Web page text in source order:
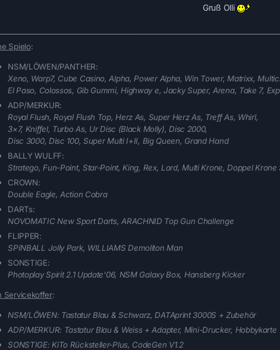
Gruß Olli
Spielo:
NSM/LÖWEN/PANTHER:
Xeno, Warp7, Cube Casino, Alpha, Power Alpha, Win Tower, Matrixx,
El Paso, Colossos, Gib Gummi, Highway e, Jacky Super, Arena, Take 7,
ADP/MERKUR:
Royal Flush, Royal Flush Top, Herz As, Super Herz As, Treff As, Whirl,
3×7, Kniffel, Turbo As, Ur Disc (Black Molly), Disc 2000,
Disc 3000, Disc 100, Super Multi I+II, Big Queen, Grand Hand
BALLY WULFF:
Stratego, Fun-Point, Star-Point, King, Rex, Lord, Multi Krone, Doppel
CROWN:
Double Eagle, Action Cobra
DARTs:
NOVOMATIC New Sport Darts, ARACHNID Top Gun Challenge
FLIPPER:
SPINBALL Jolly Park, WILLIAMS Demoliton Man
SONSTIGE:
Photoplay Spirit 2.1 Update'06, NSM Galaxy Box, Hansberg Kicker
Servicekoffer:
NSM/LÖWEN: Tastatur Blau & Schwarz, DATAprint 3000S + Zubehör
ADP/MERKUR: Tastatur Blau & Weiss + Adapter, Mini-Drucker, Hobbykarte
SONSTIGE: KiTo Rücksteller-Plus, CodeGen V1.2